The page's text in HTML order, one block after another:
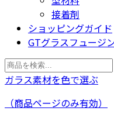
接着剤
ショッピングガイド
GTグラスフュージ
検索
ガラス素材を色で選ぶ
（商品ページのみ有効）